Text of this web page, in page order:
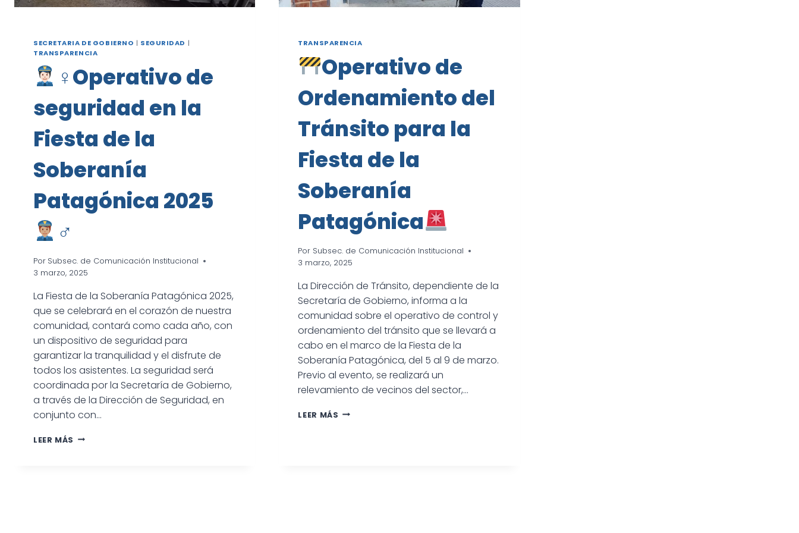
SECRETARIA DE GOBIERNO | SEGURIDAD |
TRANSPARENCIA
‍♀Operativo de
seguridad en la
Fiesta de la
Soberanía
Patagónica 2025
‍♂
Por Subsec. de Comunicación Institucional
3 marzo, 2025
La Fiesta de la Soberanía Patagónica 2025,
que se celebrará en el corazón de nuestra
comunidad, contará como cada año, con
un dispositivo de seguridad para
garantizar la tranquilidad y el disfrute de
todos los asistentes. La seguridad será
coordinada por la Secretaría de Gobierno,
a través de la Dirección de Seguridad, en
conjunto con…
LEER MÁS
TRANSPARENCIA
Operativo de
Ordenamiento del
Tránsito para la
Fiesta de la
Soberanía
Patagónica
Por Subsec. de Comunicación Institucional
3 marzo, 2025
La Dirección de Tránsito, dependiente de la
Secretaría de Gobierno, informa a la
comunidad sobre el operativo de control y
ordenamiento del tránsito que se llevará a
cabo en el marco de la Fiesta de la
Soberanía Patagónica, del 5 al 9 de marzo.
Previo al evento, se realizará un
relevamiento de vecinos del sector,…
LEER MÁS